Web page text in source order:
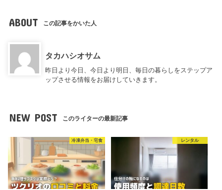
ABOUT この記事をかいた人
タカハシオサム
昨日より今日、今日より明日、毎日の暮らしをステップア
ップさせる情報をお届けしていきます。
NEW POST このライターの最新記事
冷凍弁当・宅食 レンタル